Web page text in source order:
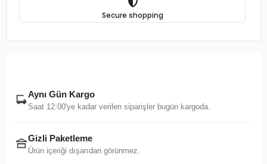
Secure shopping
Aynı Gün Kargo
Saat 12:00'ye kadar verilen siparişler bugün kargoda.
Gizli Paketleme
Ürün içeriği dışarıdan görünmez.